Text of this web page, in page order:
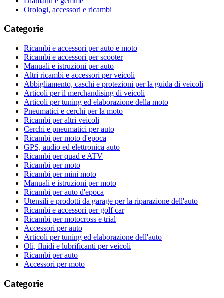
Orologi, accessori e ricambi
Categorie
Ricambi e accessori per auto e moto
Ricambi e accessori per scooter
Manuali e istruzioni per auto
Altri ricambi e accessori per veicoli
Abbigliamento, caschi e protezioni per la guida di veicoli
Articoli per il merchandising di veicoli
Articoli per tuning ed elaborazione della moto
Pneumatici e cerchi per la moto
Ricambi per altri veicoli
Cerchi e pneumatici per auto
Ricambi per moto d'epoca
GPS, audio ed elettronica auto
Ricambi per quad e ATV
Ricambi per moto
Ricambi per mini moto
Manuali e istruzioni per moto
Ricambi per auto d'epoca
Utensili e prodotti da garage per la riparazione dell'auto
Ricambi e accessori per golf car
Ricambi per motocross e trial
Accessori per auto
Articoli per tuning ed elaborazione dell'auto
Oli, fluidi e lubrificanti per veicoli
Ricambi per auto
Accessori per moto
Categorie